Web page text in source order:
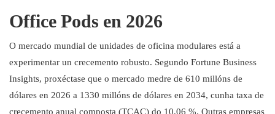
Office Pods en 2026
O mercado mundial de unidades de oficina modulares está a
experimentar un crecemento robusto. Segundo Fortune Business
Insights, proxéctase que o mercado medre de 610 millóns de
dólares en 2026 a 1330 millóns de dólares en 2034, cunha taxa de
crecemento anual composta (TCAC) do 10,06 %. Outras empresas